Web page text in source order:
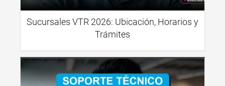
Sucursales VTR 2026: Ubicación, Horarios y
Trámites